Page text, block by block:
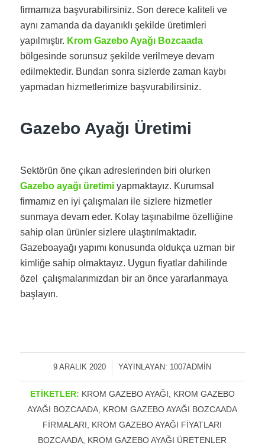
firmamıza başvurabilirsiniz. Son derece kaliteli ve
aynı zamanda da dayanıklı şekilde üretimleri
yapılmıştır. Krom Gazebo Ayağı Bozcaada
bölgesinde sorunsuz şekilde verilmeye devam
edilmektedir. Bundan sonra sizlerde zaman kaybı
yapmadan hizmetlerimize başvurabilirsiniz.
Gazebo Ayağı Üretimi
Sektörün öne çıkan adreslerinden biri olurken
Gazebo ayağı üretimiyapmaktayız. Kurumsal
firmamız en iyi çalışmaları ile sizlere hizmetler
sunmaya devam eder. Kolay taşınabilme özelliğine
sahip olan ürünler sizlere ulaştırılmaktadır.
Gazeboayağı yapımı konusunda oldukça uzman bir
kimliğe sahip olmaktayız. Uygun fiyatlar dahilinde
özel çalışmalarımızdan bir an önce yararlanmaya
başlayın.
9 ARALIK 2020
/ YAYINLAYAN: 1007ADMIN
ETIKETLER: KROM GAZEBO AYAĞI, KROM GAZEBO
AYAĞI BOZCAADA, KROM GAZEBO AYAĞI BOZCAADA
FIRMALARI, KROM GAZEBO AYAĞI FIYATLARI
BOZCAADA, KROM GAZEBO AYAĞI ÜRETENLER